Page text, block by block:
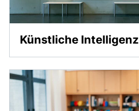
Künstliche Intelligenz